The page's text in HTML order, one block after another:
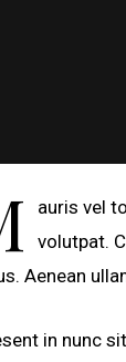
auris vel
volutpat.
Aenean
in nunc